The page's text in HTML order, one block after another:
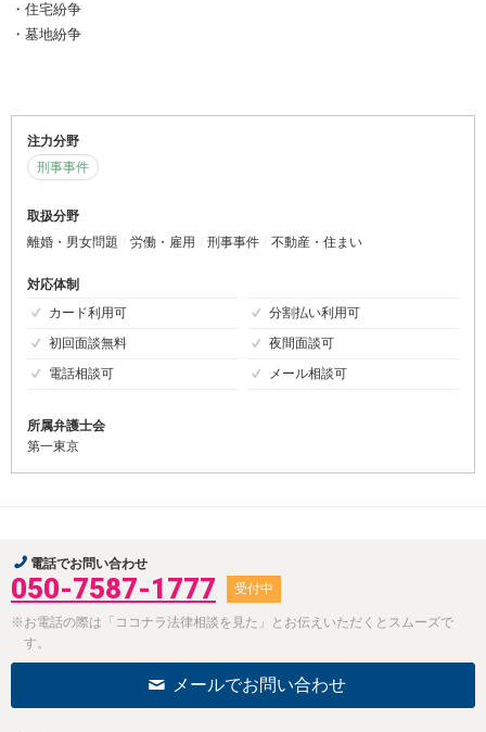
・住宅紛争
・墓地紛争
注力分野
刑事事件
取扱分野
離婚・男女問題
労働・雇用 刑事事件 不動産・住まい
対応体制
カード利用可
分割払い利用可
初回面談無料
夜間面談可
電話相談可
メール相談可
所属弁護士会
第一東京
電話でお問い合わせ
050-7587-1777 受付中
※お電話の際は「ココナラ法律相談を見た」とお伝えいただくとスムーズで
す。
メールでお問い合わせ